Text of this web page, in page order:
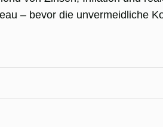
– bevor die unvermeidliche